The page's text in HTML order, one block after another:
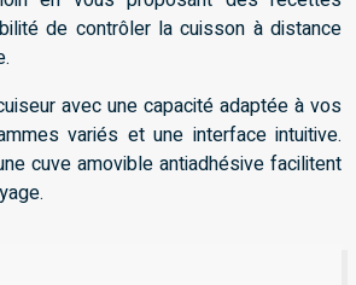
de contrôler la cuisson à distance
avec une capacité adaptée à vos
variés et une interface intuitive.
cuve amovible antiadhésive facilitent